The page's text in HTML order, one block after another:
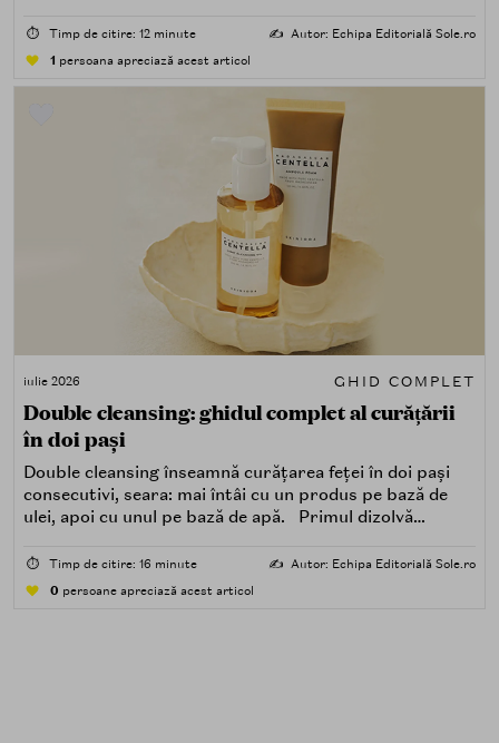
⏱️ Timp de citire: 12 minute ✍️ Autor: Echipa Editorială Sole.ro
1 persoana apreciază acest articol
iulie 2026 GHID COMPLET
Double cleansing: ghidul complet al curățării
în doi pași
Double cleansing înseamnă curățarea feței în doi pași
consecutivi, seara: mai întâi cu un produs pe bază de
ulei, apoi cu unul pe bază de apă. Primul dizolvă
poluare. Al doilea îndepărtează impuritățile solubile în
⏱️ Timp de citire: 16 minute ✍️ Autor: Echipa Editorială Sole.ro
0 persoane apreciază acest articol